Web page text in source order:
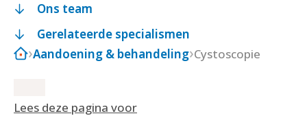
Ons team
Gerelateerde specialismen
Aandoening & behandeling Cystoscopie
Lees deze pagina voor